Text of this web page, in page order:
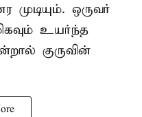
ஒருவர்
உயர்ந்த
குருவின்